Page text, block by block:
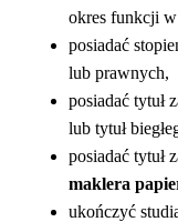
okres funkcji
posiadać
lub prawnych,
posiadać tytuł
lub tytuł
posiadać tytuł
maklera
ukończyć